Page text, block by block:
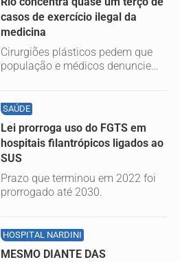
casos de exercício ilegal da
medicina
Cirurgiões plásticos pedem que
população e médicos denunciem
SAÚDE
Lei prorroga uso do FGTS em
hospitais filantrópicos ligados ao
SUS
Prazo que terminou em 2022 foi
prorrogado até 2030.
HOSPITAL NARDINI
MESMO DIANTE DAS